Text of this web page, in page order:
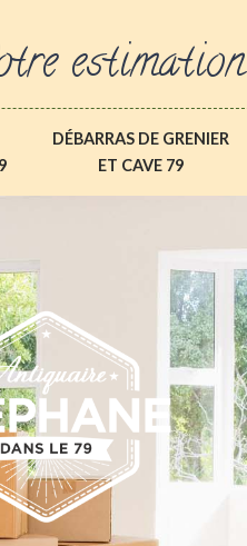
estimation
DÉBARRAS DE GRENIER
ET CAVE 79